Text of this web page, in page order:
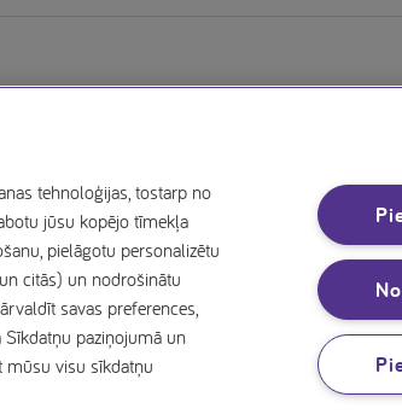
tehnoloģijas, tostarp no
jūsu kopējo tīmekļa
pielāgotu personalizētu
citās) un nodrošinātu
savas preferences,
paziņojumā un
mūsu visu sīkdatņu